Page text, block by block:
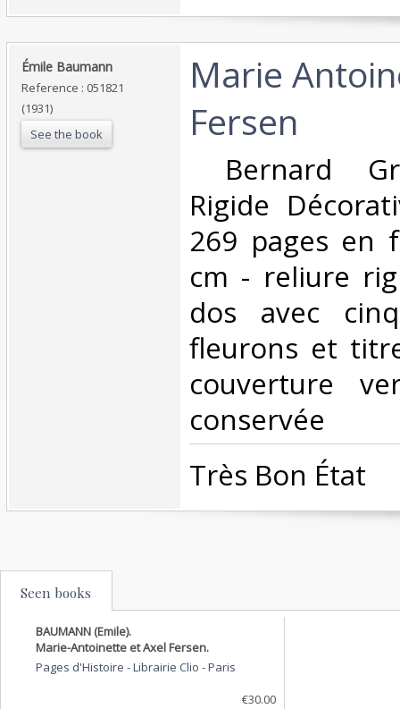
‎Émile Baumann‎
Reference : 051821
(1931)
See the book
‎Marie
Fersen‎
Bernard
Rigide
269 pages en
cm - reliure
dos avec
fleurons et
couverture
conservée ‎
‎Très Bon État ‎
Seen books
BAUMANN (Emile).
Marie-Antoinette et Axel Fersen.
Pages d'Histoire - Librairie Clio -Paris
€30.00